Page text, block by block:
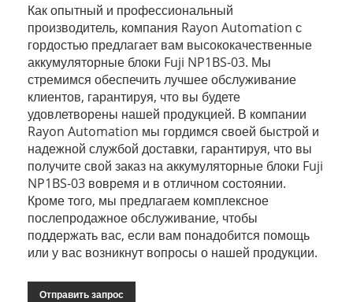
Как опытный и профессиональный
производитель, компания Rayon Automation с
гордостью предлагает вам высококачественные
аккумуляторные блоки Fuji NP1BS-03. Мы
стремимся обеспечить лучшее обслуживание
клиентов, гарантируя, что вы будете
удовлетворены нашей продукцией. В компании
Rayon Automation мы гордимся своей быстрой и
надежной службой доставки, гарантируя, что вы
получите свой заказ на аккумуляторные блоки Fuji
NP1BS-03 вовремя и в отличном состоянии.
Кроме того, мы предлагаем комплексное
послепродажное обслуживание, чтобы
поддержать вас, если вам понадобится помощь
или у вас возникнут вопросы о нашей продукции.
Отправить запрос